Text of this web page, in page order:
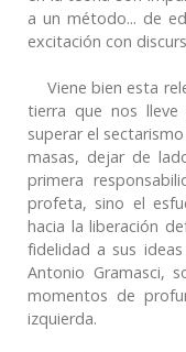
a un método... de
excitación con
Viene bien esta
tierra que nos lleve
superar el
masas, dejar de
primera
profeta, sino el
hacia la liberación
fidelidad a sus
Antonio Gramasci,
momentos de
izquierda.